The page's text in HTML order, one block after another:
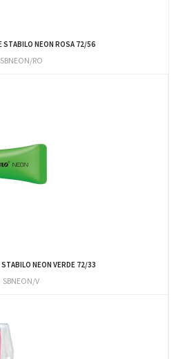
STABILO NEON ROSA 72/56
SBNEON/RO
NEON VERDE 72/33
SBNEON/V